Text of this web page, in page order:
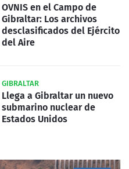
OVNIS en el Campo de
Gibraltar: Los archivos
desclasificados del Ejército
del Aire
GIBRALTAR
Llega a Gibraltar un nuevo
submarino nuclear de
Estados Unidos